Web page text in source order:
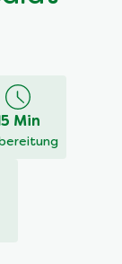
15 Min